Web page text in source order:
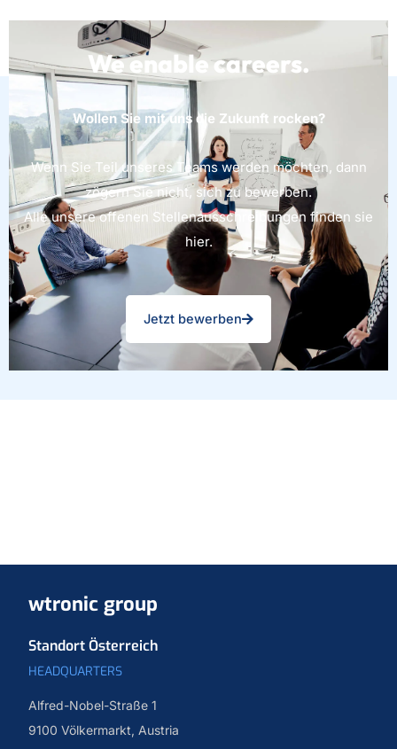
We enablecareers.
Wollen Sie mit uns die Zukunft rocken?
Wenn Sie Teil unseres Teams werden möchten, dann
zögern Sie nicht, sich zu bewerben.
Alle unsere offenen Stellenausschreibungen finden sie
hier.
Jetzt bewerben
wtronic group
Standort Österreich
HEADQUARTERS
Alfred-Nobel-Straße 1
9100 Völkermarkt, Austria